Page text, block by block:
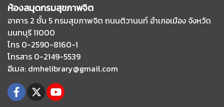
ห้องสมุดกรมสุขภาพจิต
อาคาร 2 ชั้น 5 กรมสุขภาพจิต ถนนติวานนท์ อำเภอเมือง จังหวัด
นนทบุรี 11000
โทร 0-2590-8160-1
โทรสาร 0-2149-5539
อีเมล: dmhelibrary@gmail.com